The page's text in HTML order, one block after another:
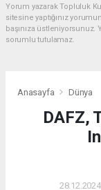
Yorum yazarak Topluluk
sitesine yaptığınız
başınıza
sorumlu tutulamaz.
Anasayfa Dünya
DAFZ,